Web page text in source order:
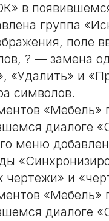
в
группа
поле
? — замена
«Удалить» и
символов.
«Мебель»
диалоге
меню
чертежи» и
«Мебель»
диалоге